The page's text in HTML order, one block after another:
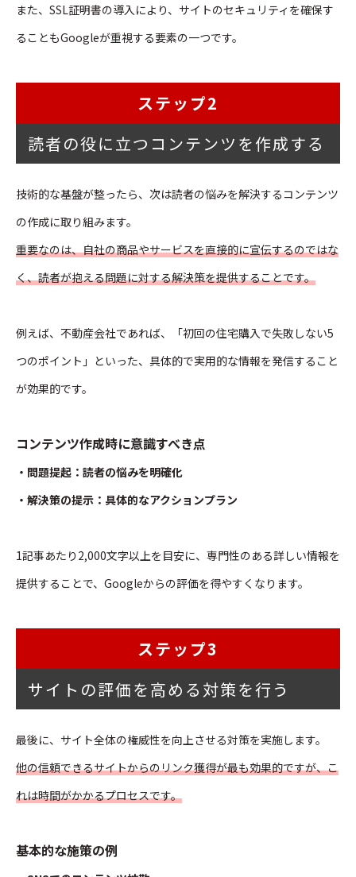
また、SSL証明書の導入により、サイトのセキュリティを確保す
ることもGoogleが重視する要素の一つです。
ステップ2
読者の役に立つコンテンツを作成する
技術的な基盤が整ったら、次は読者の悩みを解決するコンテンツ
の作成に取り組みます。
重要なのは、自社の商品やサービスを直接的に宣伝するのではな
く、読者が抱える問題に対する解決策を提供することです。
例えば、不動産会社であれば、「初回の住宅購入で失敗しない5
つのポイント」といった、具体的で実用的な情報を発信すること
が効果的です。
コンテンツ作成時に意識すべき点
・問題提起：読者の悩みを明確化
・解決策の提示：具体的なアクションプラン
1記事あたり2,000文字以上を目安に、専門性のある詳しい情報を
提供することで、Googleからの評価を得やすくなります。
ステップ3
サイトの評価を高める対策を行う
最後に、サイト全体の権威性を向上させる対策を実施します。
他の信頼できるサイトからのリンク獲得が最も効果的ですが、こ
れは時間がかかるプロセスです。
基本的な施策の例